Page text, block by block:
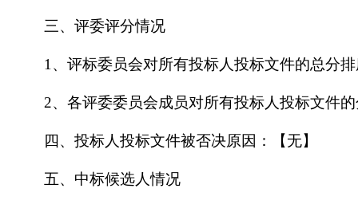
三、评委评分情况
1、评标委员会对所有投标人投标文件的总分
2、各评委委员会成员对所有投标人投标文件
四、投标人投标文件被否决原因：【无】
五、中标候选人情况